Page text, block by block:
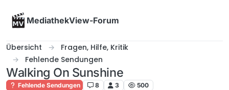
MediathekView-Forum
Übersicht
Fragen, Hilfe, Kritik
Fehlende Sendungen
Walking On Sunshine
Fehlende Sendungen 8 3 500